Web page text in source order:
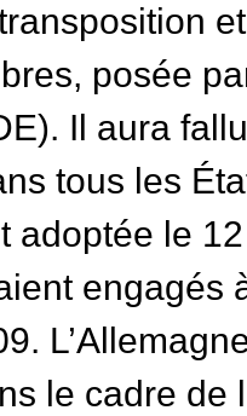
posée
Il aura
tous les
adoptée le
engagés
le cadre